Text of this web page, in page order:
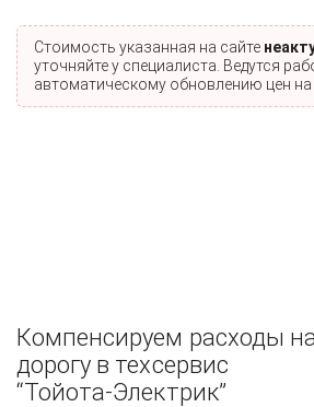
Стоимость указанная на сайте
уточняйте у специалиста. Ведутся
автоматическому обновлению цен на
Компенсируем расходы
дорогу в техсервис
“Тойота-Электрик”